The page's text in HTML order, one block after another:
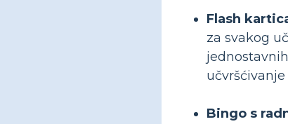
Flash
za svakog
Bingo s